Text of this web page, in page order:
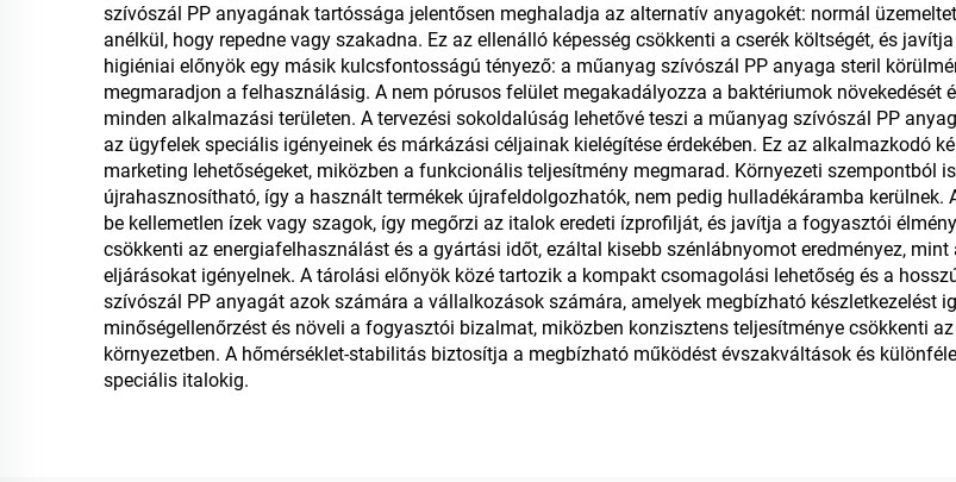
szívószál PP anyagának tartóssága jelentősen meghaladja az alternatív anyagokét: normál
anélkül, hogy repedne vagy szakadna. Ez az ellenálló képesség csökkenti a cserék költségét, és
higiéniai előnyök egy másik kulcsfontosságú tényező: a műanyag szívószál PP anyaga steril
megmaradjon a felhasználásig. A nem pórusos felület megakadályozza a baktériumok
minden alkalmazási területen. A tervezési sokoldalúság lehetővé teszi a műanyag szívószál PP
az ügyfelek speciális igényeinek és márkázási céljainak kielégítése érdekében. Ez az alkalmazkodó
marketing lehetőségeket, miközben a funkcionális teljesítmény megmarad. Környezeti szempontból
újrahasznosítható, így a használt termékek újrafeldolgozhatók, nem pedig hulladékáramba
be kellemetlen ízek vagy szagok, így megőrzi az italok eredeti ízprofilját, és javítja a fogyasztói
csökkenti az energiafelhasználást és a gyártási időt, ezáltal kisebb szénlábnyomot eredményez,
eljárásokat igényelnek. A tárolási előnyök közé tartozik a kompakt csomagolási lehetőség és a
szívószál PP anyagát azok számára a vállalkozások számára, amelyek megbízható készletkezelést
minőségellenőrzést és növeli a fogyasztói bizalmat, miközben konzisztens teljesítménye csökkenti
környezetben. A hőmérséklet-stabilitás biztosítja a megbízható működést évszakváltások és
speciális italokig.